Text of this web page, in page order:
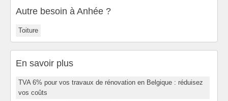
Autre besoin à Anhée ?
Toiture
En savoir plus
TVA 6% pour vos travaux de rénovation en Belgique : réduisez
vos coûts